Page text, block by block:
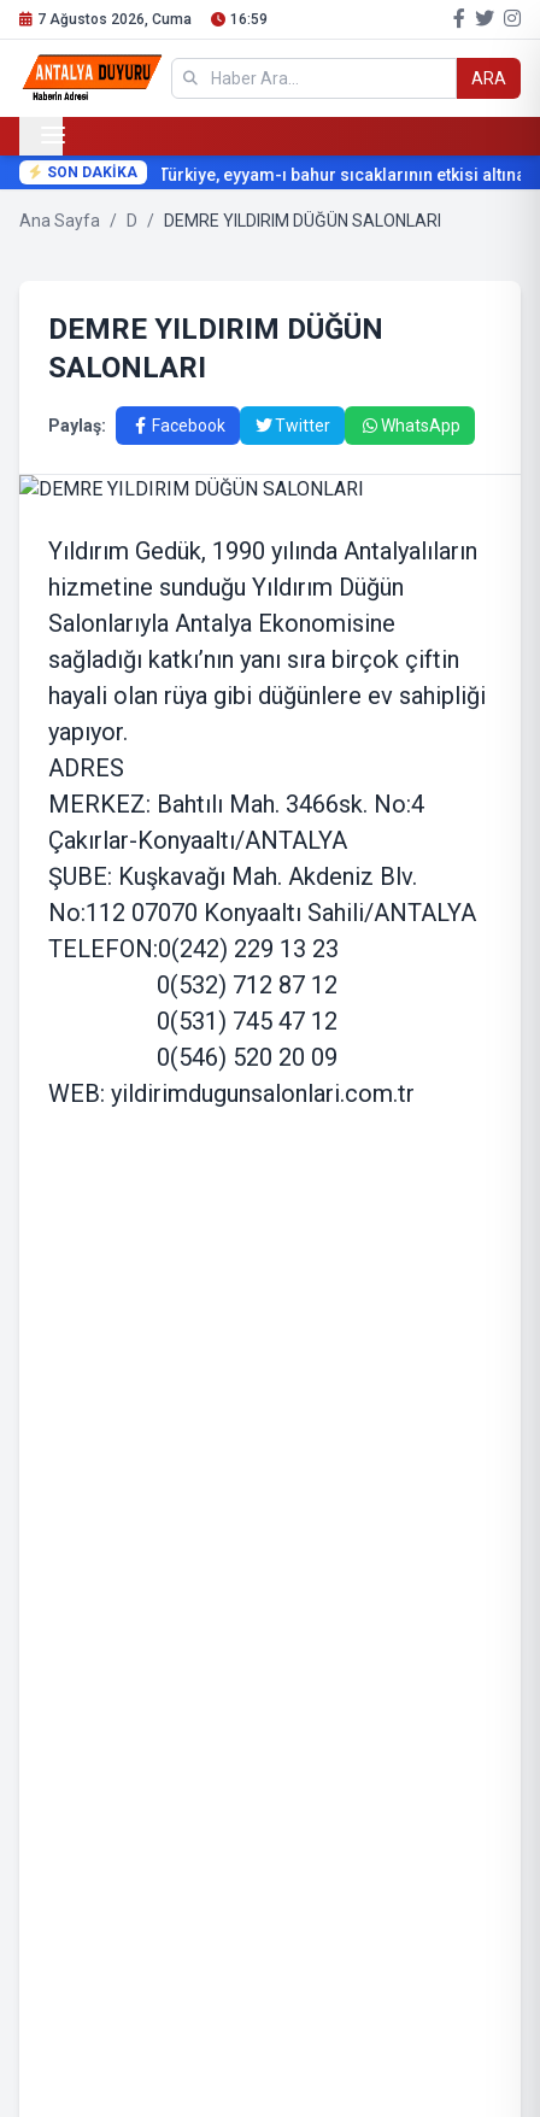
7 Ağustos 2026, Cuma 16:59
ARA
SON DAKİKA Türkiye, eyyam-ı bahur sıcaklarının etkisi altına
Ana Sayfa / D / DEMRE YILDIRIM DÜĞÜN SALONLARI
DEMRE YILDIRIM DÜĞÜN
SALONLARI
Paylaş: Facebook Twitter WhatsApp
Yıldırım Gedük, 1990 yılında Antalyalıların
hizmetine sunduğu Yıldırım Düğün
Salonlarıyla Antalya Ekonomisine
sağladığı katkı’nın yanı sıra birçok çiftin
hayali olan rüya gibi düğünlere ev sahipliği
yapıyor.
ADRES
MERKEZ: Bahtılı Mah. 3466sk. No:4
Çakırlar-Konyaaltı/ANTALYA
ŞUBE: Kuşkavağı Mah. Akdeniz Blv.
No:112 07070 Konyaaltı Sahili/ANTALYA
TELEFON:0(242) 229 13 23
0(532) 712 87 12
0(531) 745 47 12
0(546) 520 20 09
WEB: yildirimdugunsalonlari.com.tr